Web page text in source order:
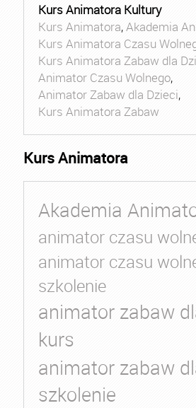
Kurs Animatora Kultury
Kurs Animatora,Akademia
Kurs Animatora Czasu
Kurs Animatora Zabaw dla
Animator Czasu Wolnego,
Animator Zabaw dla Dzieci,
Kurs Animatora Zabaw
Kurs Animatora
Akademia
animator czasu
animator czasu
szkolenie
animator zabaw
kurs
animator zabaw
szkolenie